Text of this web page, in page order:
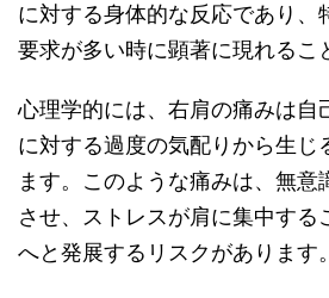
に対する身体的な反応であり、
要求が多い時に顕著に現れるこ
心理学的には、右肩の痛みは自
に対する過度の気配りから生じ
ます。このような痛みは、無意
させ、ストレスが肩に集中する
へと発展するリスクがあります。